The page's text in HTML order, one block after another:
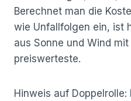
Berechnet man die
wie Unfallfolgen ein, ist
aus Sonne und Wind
preiswerteste.
Hinweis auf Doppelrolle: